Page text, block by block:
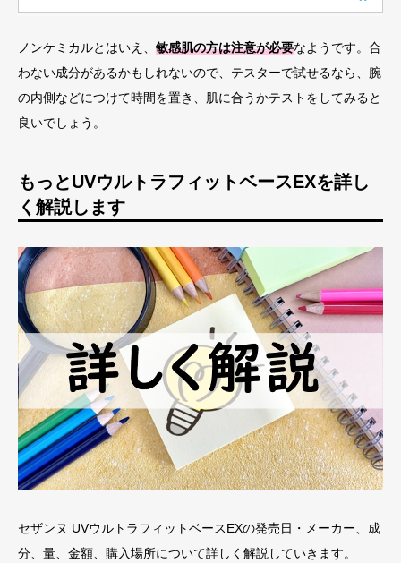
ノンケミカルとはいえ、 敏感肌の方は注意が必要なようです。合
わない成分があるかもしれないので、テスターで試せるなら、腕
の内側などにつけて時間を置き、肌に合うかテストをしてみると
良いでしょう。
もっとUVウルトラフィットベースEXを詳し
く解説します
セザンヌ UVウルトラフィットベースEXの発売日・メーカー、成
分、量、金額、購入場所について詳しく解説していきます。